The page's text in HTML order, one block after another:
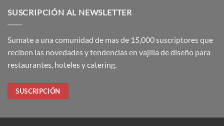
SUSCRIPCIÓN AL NEWSLETTER
Sumate a una comunidad de mas de 15,000 suscriptores que
reciben las novedades y tendencias en vajilla de diseño para
restaurantes, hoteles y catering.
SUSCRIPCIÓN